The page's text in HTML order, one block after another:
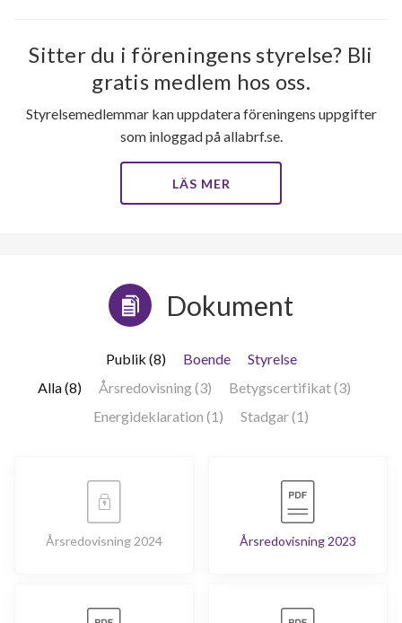
Sitter du i föreningens styrelse? Bli
gratis medlem hos oss.
Styrelsemedlemmar kan uppdatera föreningens uppgifter
som inloggad på allabrf.se.
LÄS MER
Dokument
Publik (8) Boende
Styrelse
Alla (8)
Årsredovisning (3)
Betygscertifikat (3)
Energideklaration (1)
Stadgar (1)
Årsredovisning 2024 Årsredovisning 2023